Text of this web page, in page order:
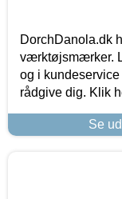
DorchDanola.dk
værktøjsmærker.
og i
rådgive dig. Klik
Se